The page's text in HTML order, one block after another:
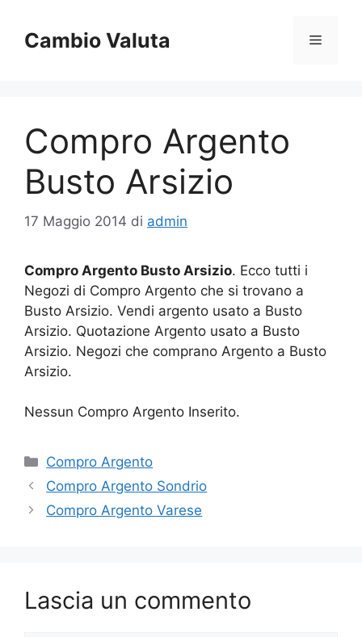
contenuto
Cambio Valuta Menu
Compro Argento
Busto Arsizio
17 Maggio 2014 di admin
Compro Argento Busto Arsizio. Ecco tutti i
Negozi di Compro Argento che si trovano a
Busto Arsizio. Vendi argento usato a Busto
Arsizio. Quotazione Argento usato a Busto
Arsizio. Negozi che comprano Argento a Busto
Arsizio.
Nessun Compro Argento Inserito.
Categorie
Compro Argento
Compro Argento Sondrio
Compro Argento Varese
Lascia un commento